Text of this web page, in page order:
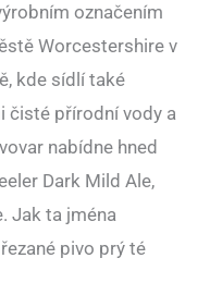
označením
Worcestershire v
kde sídlí také
čisté přírodní vody a
nabídne hned
Dark Mild Ale,
Jak ta jména
pivo prý té